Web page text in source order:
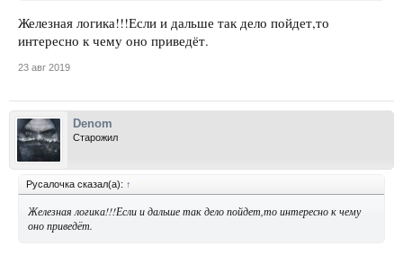
Железная логика!!!Если и дальше так дело пойдет,то
интересно к чему оно приведёт.
23 авг 2019
Denom
Старожил
Русалочка сказал(а): ↑
Железная логика!!!Если и дальше так дело пойдет,то интересно к чему
оно приведёт.